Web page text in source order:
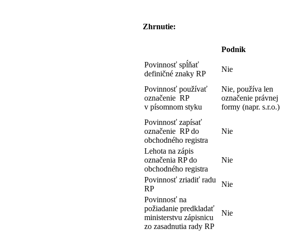
Zhrnutie:
Podnik
Povinnosť spĺňať
definičné znaky RP
Nie
Povinnosť používať
označenie RP
v písomnom styku
Nie, používa len
označenie právnej
formy (napr. s.r.o.)
Povinnosť zapísať
označenie RP do
obchodného registra
Nie
Lehota na zápis
označenia RP do
obchodného registra
Nie
Povinnosť zriadiť radu
RP
Nie
Povinnosť na
požiadanie predkladať
ministerstvu zápisnicu
zo zasadnutia rady RP
Nie